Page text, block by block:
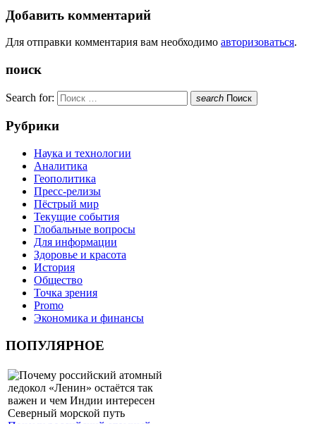
Добавить комментарий
Для отправки комментария вам необходимо авторизоваться.
поиск
Search for: search Поиск
Рубрики
Наука и технологии
Аналитика
Геополитика
Пресс-релизы
Пёстрый мир
Текущие события
Глобальные вопросы
Для информации
Здоровье и красота
История
Общество
Точка зрения
Promo
Экономика и финансы
ПОПУЛЯРНОЕ